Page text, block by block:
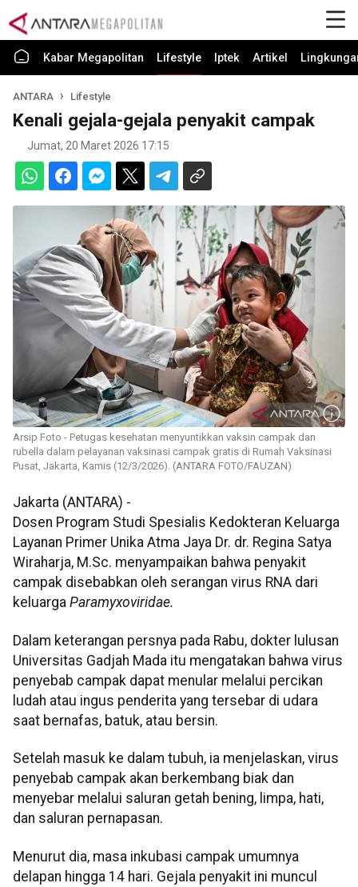
Kabar Megapolitan Lifestyle Iptek Artikel
ANTARA Lifestyle
Kenali gejala-gejala penyakit campak
Jumat, 20 Maret 2026 17:15
Arsip Foto - Petugas kesehatan menyuntikkan vaksin campak dan
rubella dalam pelayanan vaksinasi campak gratis di Rumah Vaksinasi
Pusat, Jakarta, Kamis (12/3/2026). (ANTARA FOTO/FAUZAN)
Jakarta (ANTARA) -
Dosen Program Studi Spesialis Kedokteran Keluarga
Layanan Primer Unika Atma Jaya Dr. dr. Regina Satya
Wiraharja, M.Sc. menyampaikan bahwa penyakit
campak disebabkan oleh serangan virus RNA dari
keluarga Paramyxoviridae.
Dalam keterangan persnya pada Rabu, dokter lulusan
Universitas Gadjah Mada itu mengatakan bahwa virus
penyebab campak dapat menular melalui percikan
ludah atau ingus penderita yang tersebar di udara
saat bernafas, batuk, atau bersin.
Setelah masuk ke dalam tubuh, ia menjelaskan, virus
penyebab campak akan berkembang biak dan
menyebar melalui saluran getah bening, limpa, hati,
dan saluran pernapasan.
Menurut dia, masa inkubasi campak umumnya
delapan hingga 14 hari. Gejala penyakit ini muncul